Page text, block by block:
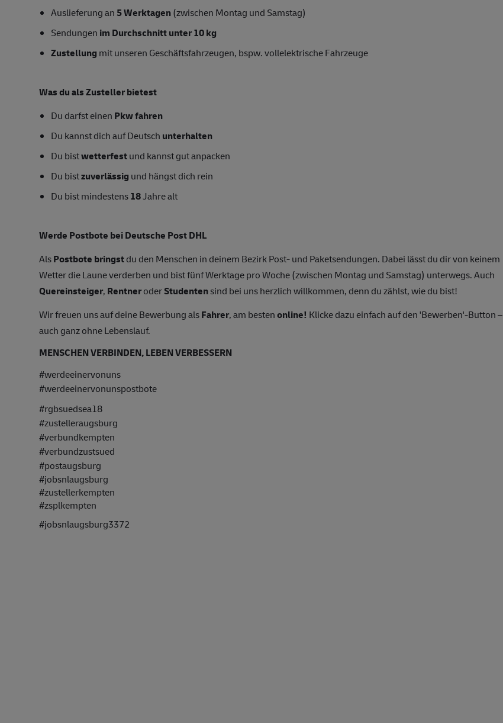
Auslieferung an5 Werktagen(zwischen Montag und Samstag)
Sendungen im Durchschnitt unter 10 kg
Zustellung mit unseren Geschäftsfahrzeugen, bspw. vollelektrische Fahrzeuge
Was du als Zusteller bietest
Du darfst einen Pkw fahren
Du kannst dich auf Deutsch unterhalten
Du bistwetterfestund kannst gut anpacken
Du bistzuverlässig und hängst dich rein
Du bist mindestens18Jahre alt
Werde Postbote bei Deutsche Post DHL
AlsPostbote bringstdu den Menschen in deinem Bezirk Post- und Paketsendungen. Dabei lässt du dir von keinem
Wetter die Laune verderben und bist fünf Werktage pro Woche (zwischen Montag und Samstag) unterwegs. Auch
Quereinsteiger, RentneroderStudentensind bei uns herzlich willkommen, denn du zählst, wie du bist!
Wir freuen uns auf deine Bewerbung alsFahrer, am bestenonline! Klicke dazu einfach auf den 'Bewerben'-Button –
auch ganz ohne Lebenslauf.
MENSCHEN VERBINDEN, LEBEN VERBESSERN
#werdeeinervonuns
#werdeeinervonunspostbote
#rgbsuedsea18
#zustelleraugsburg
#verbundkempten
#verbundzustsued
#postaugsburg
#jobsnlaugsburg
#zustellerkempten
#zsplkempten
#jobsnlaugsburg3372